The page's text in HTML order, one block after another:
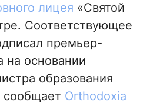
лицея «Святой
Соответствующее
премьер-
на основании
образования
Orthodoxia